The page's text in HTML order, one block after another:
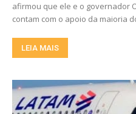
afirmou que ele e o governador
contam com o apoio da maioria
LEIA MAIS